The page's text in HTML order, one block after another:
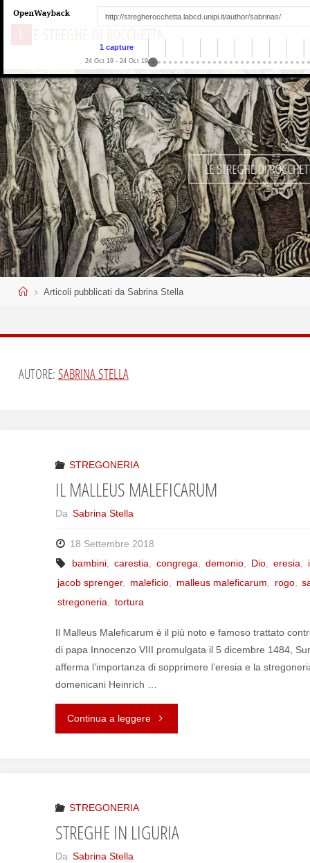
1 capture
24 Oct 19 - 24 Oct 19
L E STREGHE D ROCCHETTA
HomeArticoli pubblicati da Sabrina Stella
AUTORE: SABRINA STELLA
STREGONERIA
IL MALLEUS MALEFICARUM
Da Sabrina Stella
18 Settembre 2018
bambini
carestia congrega demonio, Dio, eresia
jacob sprenger, maleficio, malleus maleficarum rogo,
stregoneria
tortura
Il Malleus Maleficarum è il più noto e famoso trattato
di papa Innocenzo VIII promulgata il 5 dicembre 1484,
afferma l’importanza di sopprimere l’eresia e la
domenicani Heinrich …
Continua a leggere "IL
STREGONERIA
STREGHE IN LIGURIA
Da Sabrina Stella